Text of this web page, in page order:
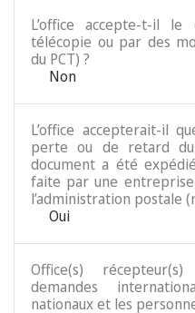
L’office accepte-t-il
télécopie ou par des
du PCT) ?
Non
L’office accepterait-il
perte ou de retard du
document a été
faite par une entreprise
l’administration postale
Oui
Office(s)
demandes
nationaux et les